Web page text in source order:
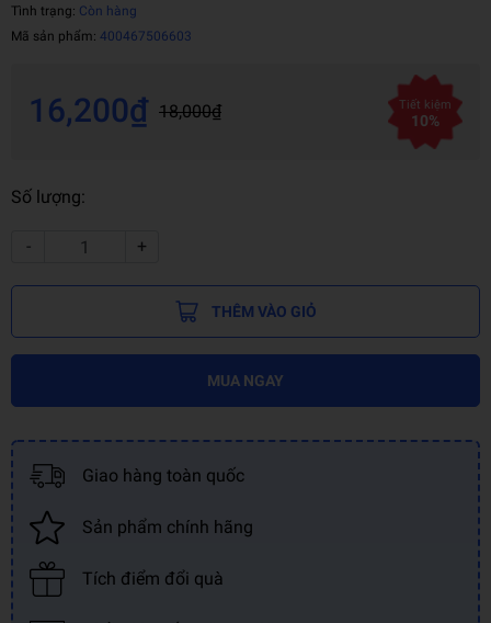
Tình trạng: Còn hàng
Mã sản phẩm: 400467506603
16,200₫ 18,000₫ Tiết kiệm
10%
Số lượng:
- +
THÊM VÀO GIỎ
MUA NGAY
Giao hàng toàn quốc
Sản phẩm chính hãng
Tích điểm đổi quà